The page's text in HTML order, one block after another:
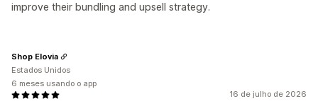
improve their bundling and upsell strategy.
16 de julho de 2026
Shop Elovia
Estados Unidos
6 meses usando o app